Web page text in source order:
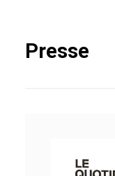
Presse